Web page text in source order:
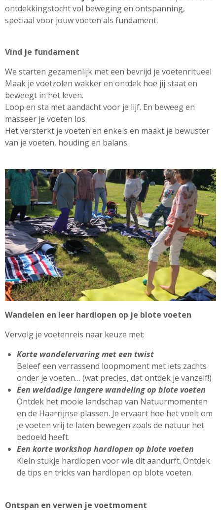
ontdekkingstocht vol beweging en ontspanning,
speciaal voor jouw voeten als fundament.
Vind je fundament
We starten gezamenlijk met een bevrijd je voetenritueel
Maak je voetzolen wakker en ontdek hoe jij staat en
beweegt in het leven.
Loop en sta met aandacht voor je lijf. En beweeg en
masseer je voeten los.
Het versterkt je voeten en enkels en maakt je bewuster
van je voeten, houding en balans.
Wandelen en leer hardlopen op je blote voeten
Vervolg je voetenreis naar keuze met:
Korte wandelervaring met een twist
Beleef een verrassend loopmoment met iets zachts
onder je voeten… (wat precies, dat ontdek je vanzelf!)
Een weldadige langere wandeling op blote voeten
Ontdek het mooie landschap van Natuurmomenten
en de Haarrijnse plassen. Je ervaart hoe het voelt om
je voeten vrij te laten bewegen zoals de natuur het
bedoeld heeft.
Een korte workshop hardlopen op blote voeten
Klein stukje hardlopen voor wie dit aandurft. Ontdek
de tips en tricks van hardlopen op blote voeten.
Ontspan en verwen je voetmoment